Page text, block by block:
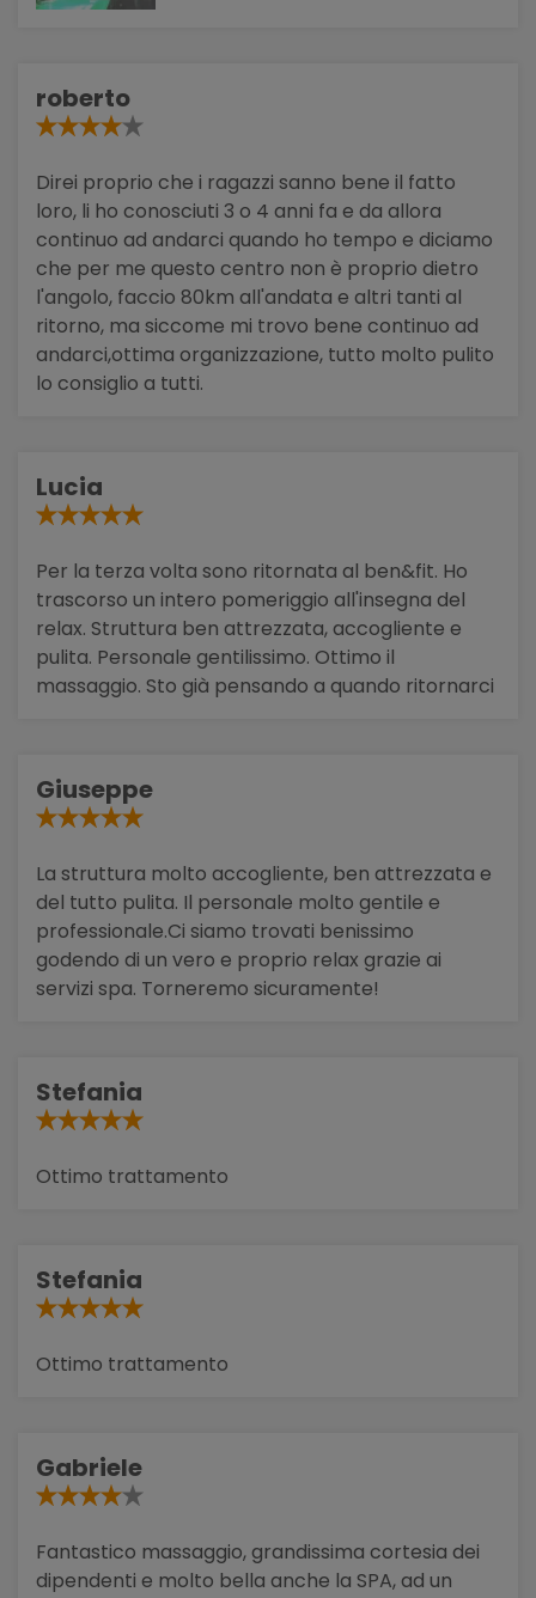
roberto
Direi proprio che i ragazzi sanno bene il fatto
loro, li ho conosciuti 3 o 4 anni fa e da allora
continuo ad andarci quando ho tempo e diciamo
che per me questo centro non è proprio dietro
l'angolo, faccio 80km all'andata e altri tanti al
ritorno, ma siccome mi trovo bene continuo ad
andarci,ottima organizzazione, tutto molto pulito
lo consiglio a tutti.
Lucia
Per la terza volta sono ritornata al ben&fit. Ho
trascorso un intero pomeriggio all'insegna del
relax. Struttura ben attrezzata, accogliente e
pulita. Personale gentilissimo. Ottimo il
massaggio. Sto già pensando a quando ritornarci
Giuseppe
La struttura molto accogliente, ben attrezzata e
del tutto pulita. Il personale molto gentile e
professionale.Ci siamo trovati benissimo
godendo di un vero e proprio relax grazie ai
servizi spa. Torneremo sicuramente!
Stefania
Ottimo trattamento
Stefania
Ottimo trattamento
Gabriele
Fantastico massaggio, grandissima cortesia dei
dipendenti e molto bella anche la SPA, ad un